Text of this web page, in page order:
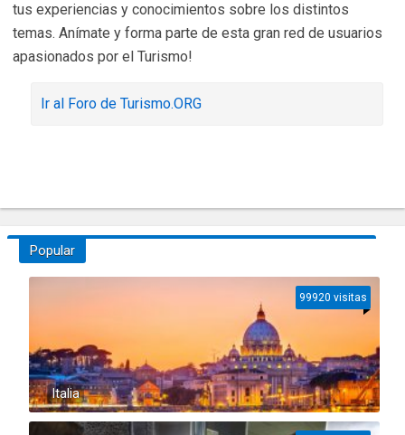
tus experiencias y conocimientos sobre los distintos
temas. Anímate y forma parte de esta gran red de usuarios
apasionados por el Turismo!
Ir al Foro de Turismo.ORG
Popular
Italia
99920 visitas